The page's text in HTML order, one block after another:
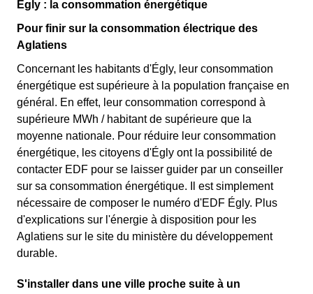
Égly : la consommation énergétique
Pour finir sur la consommation électrique des
Aglatiens
Concernant les habitants d'Égly, leur consommation
énergétique est supérieure à la population française en
général. En effet, leur consommation correspond à
supérieure MWh / habitant de supérieure que la
moyenne nationale. Pour réduire leur consommation
énergétique, les citoyens d'Égly ont la possibilité de
contacter EDF pour se laisser guider par un conseiller
sur sa consommation énergétique. Il est simplement
nécessaire de composer le numéro d'EDF Égly. Plus
d'explications sur l'énergie à disposition pour les
Aglatiens sur le site du ministère du développement
durable.
S'installer dans une ville proche suite à un